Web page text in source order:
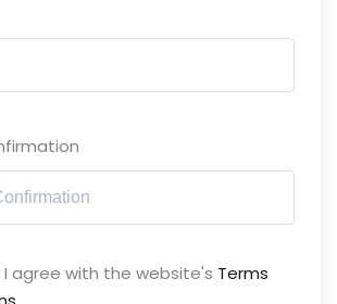
I agree with the website's Terms